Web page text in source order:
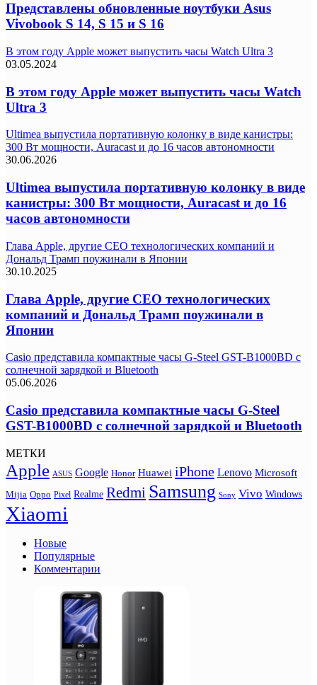
Представлены обновленные ноутбуки Asus
Vivobook S 14, S 15 и S 16
В этом году Apple может выпустить часы Watch Ultra 3
03.05.2024
В этом году Apple может выпустить часы Watch
Ultra 3
Ultimea выпустила портативную колонку в виде канистры:
300 Вт мощности, Auracast и до 16 часов автономности
30.06.2026
Ultimea выпустила портативную колонку в виде
канистры: 300 Вт мощности, Auracast и до 16
часов автономности
Глава Apple, другие СЕО технологических компаний и
Дональд Трамп поужинали в Японии
30.10.2025
Глава Apple, другие СЕО технологических
компаний и Дональд Трамп поужинали в
Японии
Casio представила компактные часы G-Steel GST-B1000BD с
солнечной зарядкой и Bluetooth
05.06.2026
Casio представила компактные часы G-Steel
GST-B1000BD с солнечной зарядкой и Bluetooth
МЕТКИ
Apple ASUS Google Honor Huawei iPhone Lenovo Microsoft
Mijia Oppo Pixel Realme Redmi Samsung Sony Vivo Windows
Xiaomi
Новые
Популярные
Комментарии